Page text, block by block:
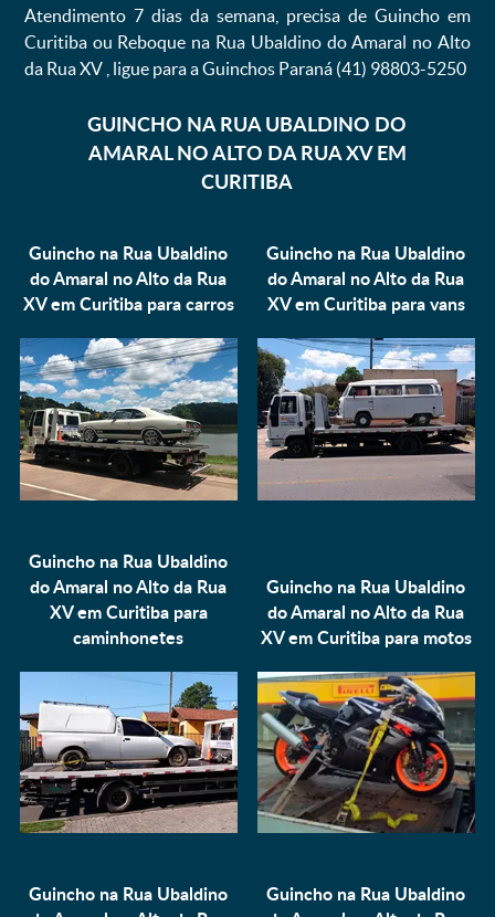
Atendimento 7 dias da semana, precisa de Guincho em
Curitiba ou Reboque na Rua Ubaldino do Amaral no Alto
da Rua XV , ligue para a Guinchos Paraná (41) 98803-5250
GUINCHO NA RUA UBALDINO DO
AMARAL NO ALTO DA RUA XV EM
CURITIBA
Guincho na Rua Ubaldino
do Amaral no Alto da Rua
XV em Curitiba paracarros
Guincho na Rua Ubaldino
do Amaral no Alto da Rua
XV em Curitiba paravans
Guincho na Rua Ubaldino
do Amaral no Alto da Rua
XV em Curitiba para
caminhonetes
Guincho na Rua Ubaldino
do Amaral no Alto da Rua
XV em Curitiba para motos
Guincho na Rua Ubaldino
Guincho na Rua Ubaldino